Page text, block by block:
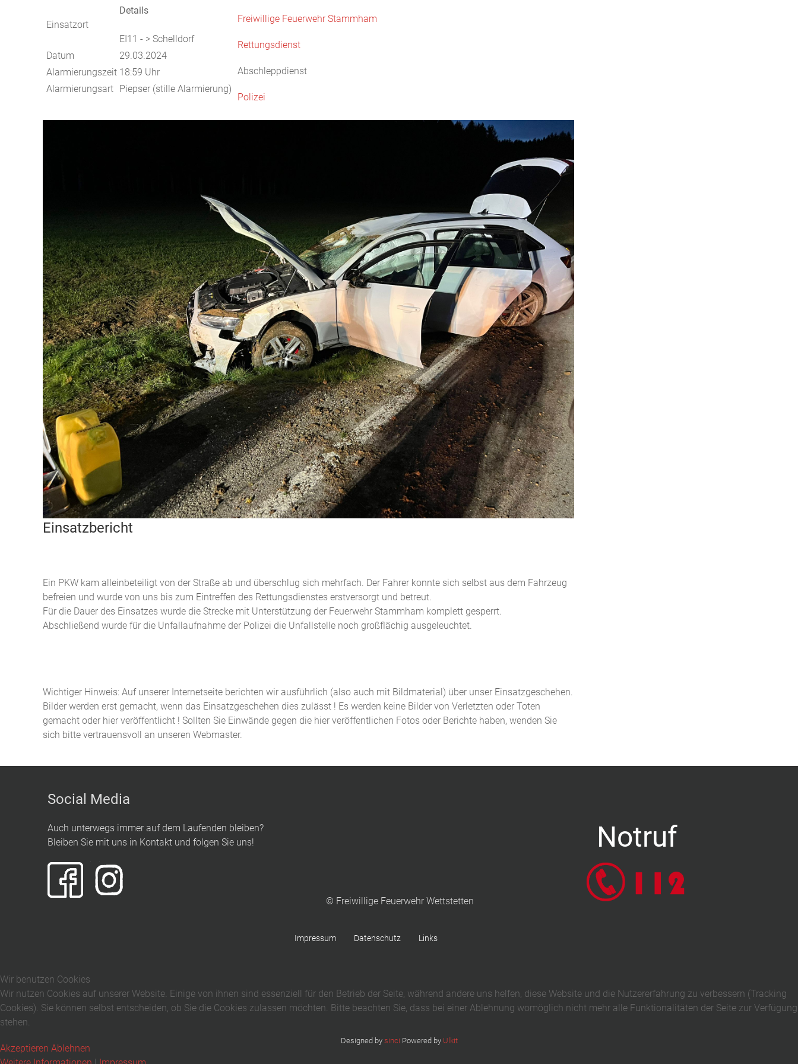
Einsatzort
Details
EI11 - > Schelldorf
Datum
29.03.2024
Alarmierungszeit 18:59 Uhr
Alarmierungsart Piepser (stille Alarmierung)
Freiwillige Feuerwehr Stammham
Rettungsdienst
Abschleppdienst
Polizei
Einsatzbericht
Ein PKW kam alleinbeteiligt von der Straße ab und überschlug sich mehrfach. Der Fahrer konnte sich selbst aus dem Fahrzeug
befreien und wurde von uns bis zum Eintreffen des Rettungsdienstes erstversorgt und betreut.
Für die Dauer des Einsatzes wurde die Strecke mit Unterstützung der Feuerwehr Stammham komplett gesperrt.
Abschließend wurde für die Unfallaufnahme der Polizei die Unfallstelle noch großflächig ausgeleuchtet.
Wichtiger Hinweis: Auf unserer Internetseite berichten wir ausführlich (also auch mit Bildmaterial) über unser Einsatzgeschehen.
Bilder werden erst gemacht, wenn das Einsatzgeschehen dies zulässt ! Es werden keine Bilder von Verletzten oder Toten
gemacht oder hier veröffentlicht ! Sollten Sie Einwände gegen die hier veröffentlichen Fotos oder Berichte haben, wenden Sie
sich bitte vertrauensvoll an unseren Webmaster.
Social Media
Auch unterwegs immer auf dem Laufenden bleiben?
Bleiben Sie mit uns in Kontakt und folgen Sie uns!
© Freiwillige Feuerwehr Wettstetten
Impressum Datenschutz Links
Notruf
Designed by sinci Powered by Ulkit
Wir benutzen Cookies
Wir nutzen Cookies auf unserer Website. Einige von ihnen sind essenziell für den Betrieb der Seite, während andere uns helfen, diese Website und die Nutzererfahrung zu verbessern (Tracking
Cookies). Sie können selbst entscheiden, ob Sie die Cookies zulassen möchten. Bitte beachten Sie, dass bei einer Ablehnung womöglich nicht mehr alle Funktionalitäten der Seite zur Verfügung
stehen.
Akzeptieren Ablehnen